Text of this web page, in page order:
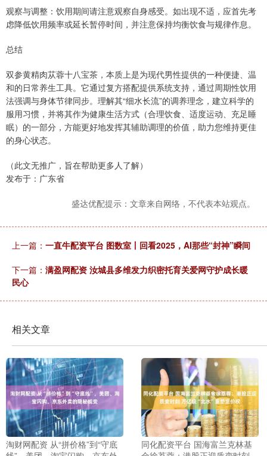
观察与调整：饮用期间请注意观察自身感受。如出现不适，应首先考
虑降低饮用频率或延长暂停时间，并注意保持均衡饮食与规律作息。
总结
双参黄精肉苁蓉十八宝茶，本质上是为现代男性提供的一种便捷、温
和的日常养生工具。它通过复方搭配提供系统支持，通过周期性饮用
法强调与身体节律同步。理解其“细水长流”的调养理念，建立科学的
服用习惯，并将其作为健康生活方式（合理饮食、适度运动、充足睡
眠）的一部分，方能更好地发挥其辅助调理的价值，助力您维持更佳
的身心状态。
（此文无推广，旨在帮助更多人了解）
发布于：广东省
盛达优配提示：文章来自网络，不代表本站观点。
上一篇： 一直牛配资平台 图数室丨回看2025，AI那些“封神”瞬间
下一篇： 满盈网配资 汝城县多维发力织密托育关爱网守护成长暖
民心
相关文章
淘财网配资 从“拼价格”到“守底
同化配资平台 国海富兰克林基